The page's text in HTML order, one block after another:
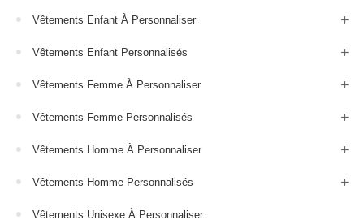
Vêtements Enfant À Personnaliser
Vêtements Enfant Personnalisés
Vêtements Femme À Personnaliser
Vêtements Femme Personnalisés
Vêtements Homme À Personnaliser
Vêtements Homme Personnalisés
Vêtements Unisexe À Personnaliser